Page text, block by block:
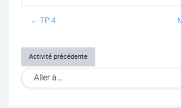
← TP 4
Activité précédente
Aller à…